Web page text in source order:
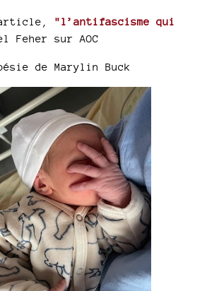
"l’antifascisme qui
Feher sur AOC
de Marylin Buck